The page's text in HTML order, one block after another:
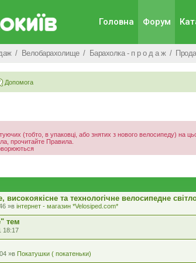
Головна Форум
Велобарахолище Барахолка - п р о д а ж
Допомога
(тобто, в упаковці, або знятих з нового велосипеду) на
прочитайте Правила.
високоякісне та технологічне велосипедне
»в iнтернет - магазин *Velosiped.com*
тем
18:17
»в Покатушки ( покатеньки)